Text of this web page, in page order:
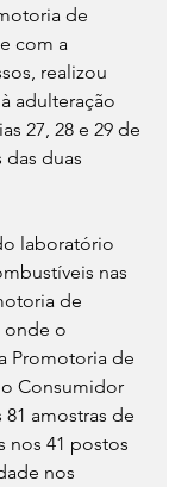
de
com a
realizou
adulteração
27, 28 e 29 de
duas
laboratório
nas
de
onde o
Promotoria de
Consumidor
81 amostras de
nos 41 postos
nos